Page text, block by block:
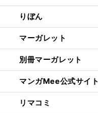
りぼん
マーガレット
別冊マーガレット
マンガMee公式サイト
リマコミ